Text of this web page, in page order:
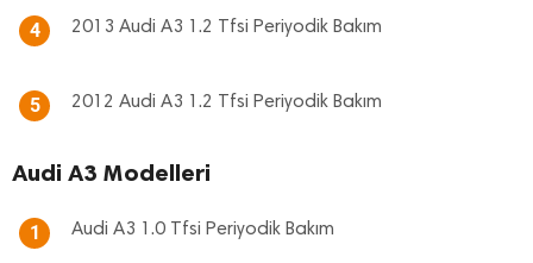
4 2013 Audi A3 1.2 Tfsi Periyodik Bakım
5 2012 Audi A3 1.2 Tfsi Periyodik Bakım
Audi A3 Modelleri
1 Audi A3 1.0 Tfsi Periyodik Bakım